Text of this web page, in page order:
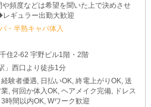
頻度などは希望を聞いた上で決めさせ
ギュラー出勤大歓迎
・半熟キャバ体入
住2-62 宇野ビル1階・2階
」西口より徒歩1分
験者優遇, 日払いOK, 終電上がりOK, 送
, 何回か体入OK, ヘアメイク完備, ドレス
時間以内OK, Wワーク歓迎